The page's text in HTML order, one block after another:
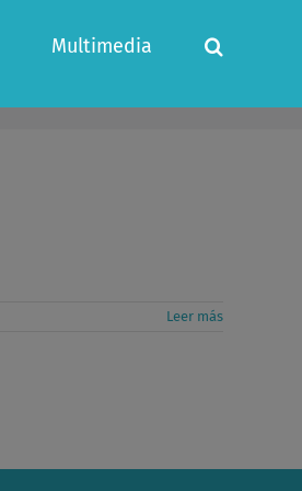
Multimedia
Leer más